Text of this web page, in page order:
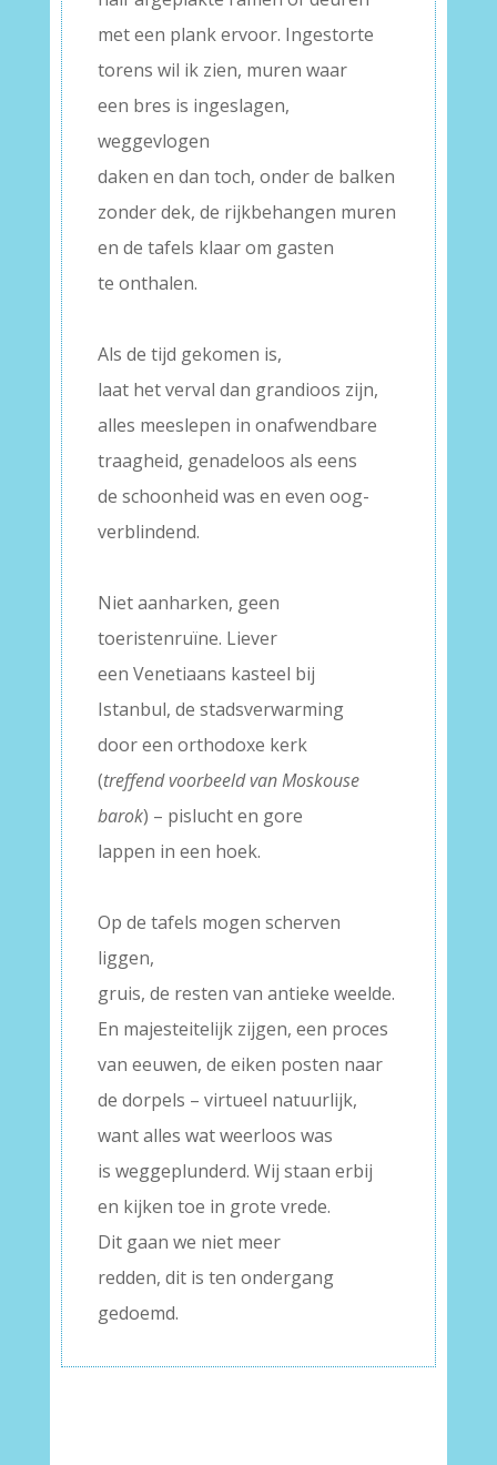
met een plank ervoor. Ingestorte
torens wil ik zien, muren waar
een bres is ingeslagen,
weggevlogen
daken en dan toch, onder de balken
zonder dek, de rijkbehangen muren
en de tafels klaar om gasten
te onthalen.
Als de tijd gekomen is,
laat het verval dan grandioos zijn,
alles meeslepen in onafwendbare
traagheid, genadeloos als eens
de schoonheid was en even oog-
verblindend.
Niet aanharken, geen
toeristenruïne. Liever
een Venetiaans kasteel bij
Istanbul, de stadsverwarming
door een orthodoxe kerk
(treffend voorbeeld van Moskouse
barok) – pislucht en gore
lappen in een hoek.
Op de tafels mogen scherven
liggen,
gruis, de resten van antieke weelde.
En majesteitelijk zijgen, een proces
van eeuwen, de eiken posten naar
de dorpels – virtueel natuurlijk,
want alles wat weerloos was
is weggeplunderd. Wij staan erbij
en kijken toe in grote vrede.
Dit gaan we niet meer
redden, dit is ten ondergang
gedoemd.